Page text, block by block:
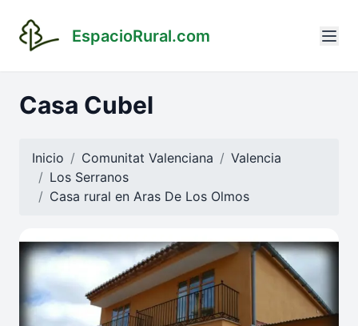
EspacioRural.com
Casa Cubel
Inicio Comunitat Valenciana
Valencia
Los Serranos
Casa rural en Aras De Los Olmos